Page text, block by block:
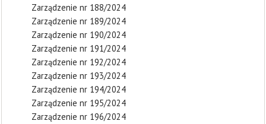
Zarządzenie nr 188/2024
Zarządzenie nr 189/2024
Zarządzenie nr 190/2024
Zarządzenie nr 191/2024
Zarządzenie nr 192/2024
Zarządzenie nr 193/2024
Zarządzenie nr 194/2024
Zarządzenie nr 195/2024
Zarządzenie nr 196/2024